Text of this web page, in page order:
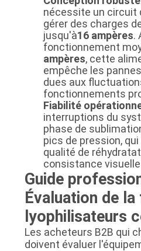
nécessite un circuit
gérer des charges
jusqu'à16 ampères.
fonctionnement
ampères, cette
empêche les
dues aux
fonctionnements
Fiabilité
interruptions du
phase de
pics de pression,
qualité de
consistance visuelle
Guide
Évaluation de
lyophilisateurs
Les acheteurs B2B qui
doivent évaluer